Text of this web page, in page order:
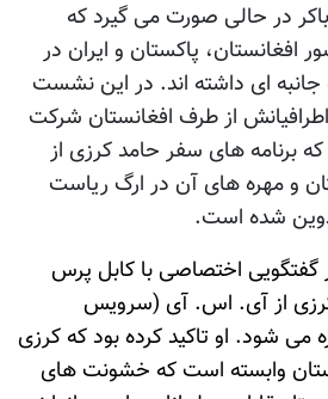
باکر در حالی صورت می گیرد که
افغانستان، پاکستان و ایران در
ای داشته اند. در این نشست
از طرف افغانستان شرکت
برنامه های سفر حامد کرزی از
و مهره های آن در ارگ ریاست
شده است.
گفتگویی اختصاصی با کابل پرس
کرزی از آی. اس. آی (سرویس
می شود. او تاکید کرده بود که کرزی
وابسته است که خشونت های